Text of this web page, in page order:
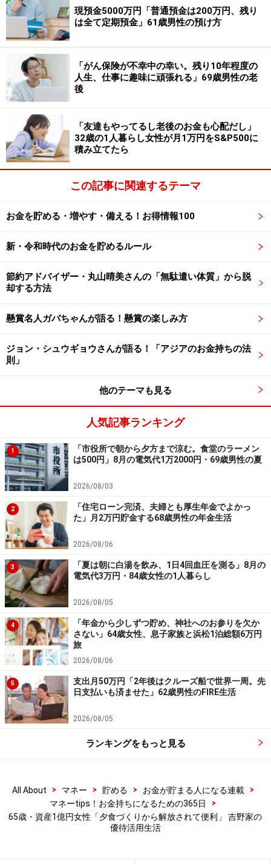
※記事内容は執筆時点のものです。最新の内容をご確認くださ
い。
本記事の内容は一般的な情報提供を目的としており、特定の金融
商品や投資行動を推奨するものではありません。
投資や資産運用に関する最終的なご判断はご自身の責任において
行ってください。
掲載情報の正確性・完全性については十分に配慮しております
が、その内容を保証するものではなく、これに基づく損失・損害
などについて当社は一切の責任を負いません。
最新の情報や詳細については、必ず各金融機関やサービス提供者
の公式情報をご確認ください。
【編集部からのお知らせ】
・「家計」について、
※抽選で20名にAmazonギフト券1000円分プレゼント
※謝礼付きの限定アンケートやモニター企画に参加が可能に
なります
現預金5000万円「普通預金は200万円、残り
は全て定期預金」61歳男性の預け方
「がん保険が不幸中の幸い。残り10年程度の
人生、仕事に趣味に頑張れる」69歳男性の老
後
「友達もやってるし老後のお金も心配だし」
32歳の1人暮らし女性が月1万円をS&P500に
積み立てたら
この記事に関連するテーマ
お金を貯める・増やす・備える！お得情報100
新・令和時代のお金を貯めるルール
節約アドバイザー・丸山晴美さんの「無駄遣い体質」から脱
却する方法
懸賞名人ガバちゃんが語る！懸賞の楽しみ方
ジョン・シュウギョウさんが語る！「アジアのお金持ちの法
則」
他のテーマも見る
人気記事ランキング
1
「市役所で朝から夕方まで涼む。食堂のラーメン
は500円」8月の電気代1万2000円・69歳男性の夏
2026/08/03
2
「住宅ローン完済、夫婦とも厚生年金でよかっ
た」月2万円貯金する68歳男性の年金生活
2026/08/06
3
「夏は朝に白湯を飲み、1日4回血圧を測る」8月の
電気代3万円・84歳女性の1人暮らし
2026/08/05
4
「年金から少しずつ貯め、神社へのお参りを欠か
さない」64歳女性、息子家族と浜松1泊総額6万円
旅
2026/08/06
5
支出月50万円「2年後はクルーズ船で世界一周。先
日支払いも済ませた」62歳男性のFIRE生活
2026/08/05
ランキングをもっと見る
All About > マネー > 貯める > お金が貯まる人になる連載
>
マネーtips！お金持ちになるための365日
>
65歳・資産1億円女性「夕食づくりから解放されて便利」 吉野家の
優待活用生活